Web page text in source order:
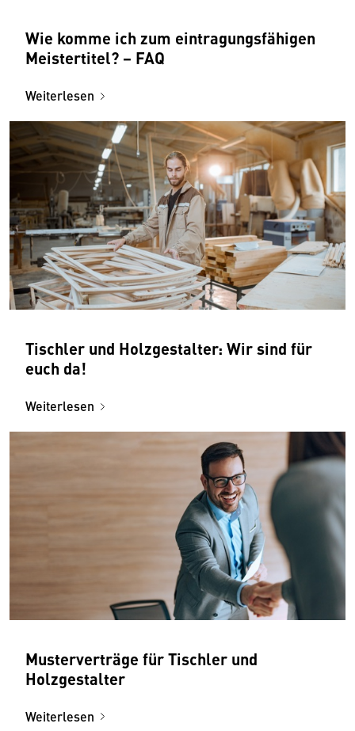
Wie komme ich zum eintragungsfähigen
Meistertitel? − FAQ
Weiterlesen
Tischler und Holzgestalter: Wir sind für
euch da!
Weiterlesen
Musterverträge für Tischler und
Holzgestalter
Weiterlesen